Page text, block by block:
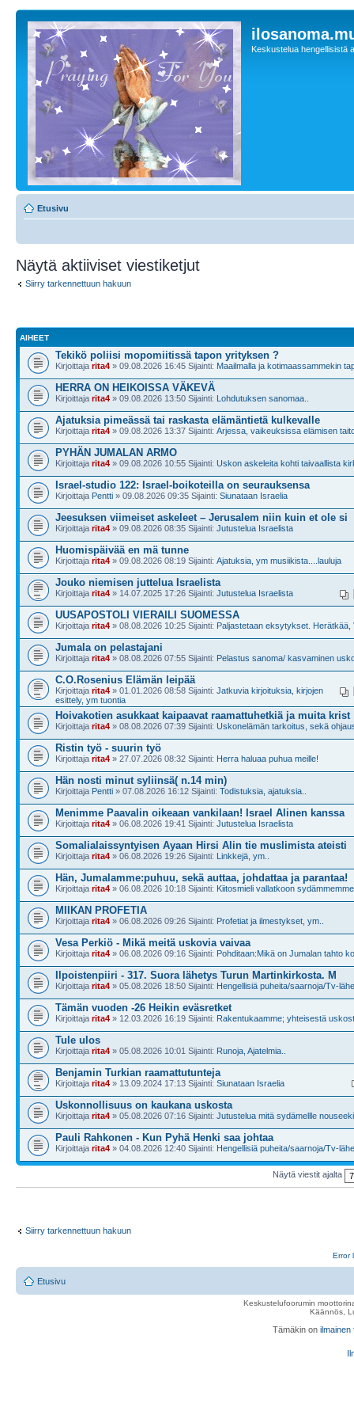
Keskustelua hengellisistä
Etusivu
Näytä aktiiviset viestiketjut
Siirry tarkennettuun hakuun
AIHEET
Tekikö poliisi mopomiitissä tapon yrityksen ?
Kirjoittaja rita4 » 09.08.2026 16:45 Sijainti: Maailmalla ja kotimaassammekin
HERRA ON HEIKOISSA VÄKEVÄ
Kirjoittaja rita4 » 09.08.2026 13:50 Sijainti: Lohdutuksen sanomaa..
Ajatuksia pimeässä tai raskasta elämäntietä kulkevalle
Kirjoittaja rita4 » 09.08.2026 13:37 Sijainti: Arjessa, vaikeuksissa elämisen
PYHÄN JUMALAN ARMO
Kirjoittaja rita4 » 09.08.2026 10:55 Sijainti: Uskon askeleita kohti taivaallista
Israel-studio 122: Israel-boikoteilla on seurauksensa
Kirjoittaja Pentti » 09.08.2026 09:35 Sijainti: Siunataan Israelia
Jeesuksen viimeiset askeleet – Jerusalem niin kuin et ole si
Kirjoittaja rita4 » 09.08.2026 08:35 Sijainti: Jutustelua Israelista
Huomispäivää en mä tunne
Kirjoittaja rita4 » 09.08.2026 08:19 Sijainti: Ajatuksia, ym musiikista....lauluja
Jouko niemisen juttelua Israelista
Kirjoittaja rita4 » 14.07.2025 17:26 Sijainti: Jutustelua Israelista
UUSAPOSTOLI VIERAILI SUOMESSA
Kirjoittaja rita4 » 08.08.2026 10:25 Sijainti: Paljastetaan eksytykset. Herätkää,
Jumala on pelastajani
Kirjoittaja rita4 » 08.08.2026 07:55 Sijainti: Pelastus sanoma/ kasvaminen
C.O.Rosenius Elämän leipää
Kirjoittaja rita4 » 01.01.2026 08:58 Sijainti: Jatkuvia kirjoituksia, kirjojen
esittely, ym tuontia
Hoivakotien asukkaat kaipaavat raamattuhetkiä ja muita krist
Kirjoittaja rita4 » 08.08.2026 07:39 Sijainti: Uskonelämän tarkoitus, sekä
Ristin työ - suurin työ
Kirjoittaja rita4 » 27.07.2026 08:32 Sijainti: Herra haluaa puhua meille!
Hän nosti minut syliinsä( n.14 min)
Kirjoittaja Pentti » 07.08.2026 16:12 Sijainti: Todistuksia, ajatuksia..
Menimme Paavalin oikeaan vankilaan! Israel Alinen kanssa
Kirjoittaja rita4 » 06.08.2026 19:41 Sijainti: Jutustelua Israelista
Somalialaissyntyisen Ayaan Hirsi Alin tie muslimista ateisti
Kirjoittaja rita4 » 06.08.2026 19:26 Sijainti: Linkkejä, ym..
Hän, Jumalamme:puhuu, sekä auttaa, johdattaa ja parantaa!
Kirjoittaja rita4 » 06.08.2026 10:18 Sijainti: Kiitosmieli vallatkoon sydämmemme
MIIKAN PROFETIA
Kirjoittaja rita4 » 06.08.2026 09:26 Sijainti: Profetiat ja ilmestykset, ym..
Vesa Perkiö - Mikä meitä uskovia vaivaa
Kirjoittaja rita4 » 06.08.2026 09:16 Sijainti: Pohditaan:Mikä on Jumalan tahto
Ilpoistenpiiri - 317. Suora lähetys Turun Martinkirkosta. M
Kirjoittaja rita4 » 05.08.2026 18:50 Sijainti: Hengellisiä puheita/saarnoja/Tv-
Tämän vuoden -26 Heikin eväsretket
Kirjoittaja rita4 » 12.03.2026 16:19 Sijainti: Rakentukaamme; yhteisestä
Tule ulos
Kirjoittaja rita4 » 05.08.2026 10:01 Sijainti: Runoja, Ajatelmia..
Benjamin Turkian raamattutunteja
Kirjoittaja rita4 » 13.09.2024 17:13 Sijainti: Siunataan Israelia
Uskonnollisuus on kaukana uskosta
Kirjoittaja rita4 » 05.08.2026 07:16 Sijainti: Jutustelua mitä sydämellle
Pauli Rahkonen - Kun Pyhä Henki saa johtaa
Kirjoittaja rita4 » 04.08.2026 12:40 Sijainti: Hengellisiä puheita/saarnoja/Tv-
Näytä viestit ajalta
Siirry tarkennettuun hakuun
Error
Etusivu
Keskustelufoorumin
Käännös,
Tämäkin on ilmainen